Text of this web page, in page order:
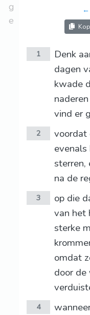
g
e
←
1
Denk
dagen
kwade
vind er
2
voordat
sterren,
na de
3
op die
van het
sterke
omdat
door de
4